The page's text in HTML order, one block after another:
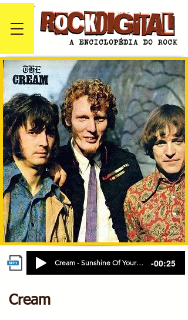
Cream - Sunshine Of Your Love -00:25
Cream